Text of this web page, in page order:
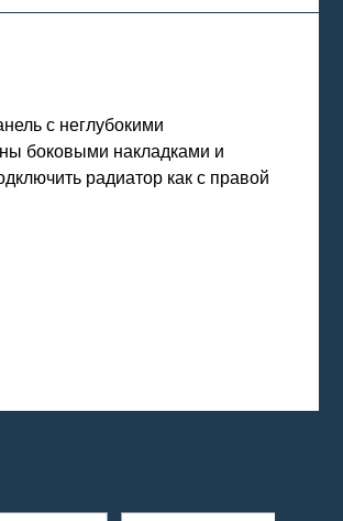
с неглубокими
боковыми накладками и
радиатор как с правой